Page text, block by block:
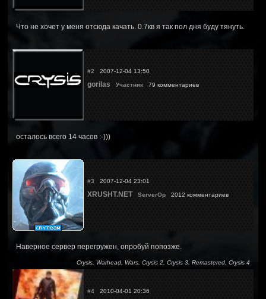
Что не хочет у меня отсюда качать. 0.7кв я так пол дня буду тянуть.
#2 2007-12-04 13:50
gorilas Участник 79 комментариев
осталось всего 14 часов :-)))
#3 2007-12-04 23:01
XRUSHT.NET ServerOp 2012 комментариев
Наверное сервер перегружен, опробуй попозже.
Crysis, Warhead, Wars, Crysis 2, Crysis 3, Remastered, Crysis 4
#4 2010-04-01 20:36